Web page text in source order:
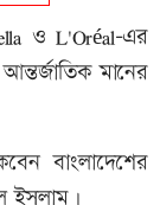
ও L'Oréal-এর
মানের
বাংলাদেশের
ইসলাম।